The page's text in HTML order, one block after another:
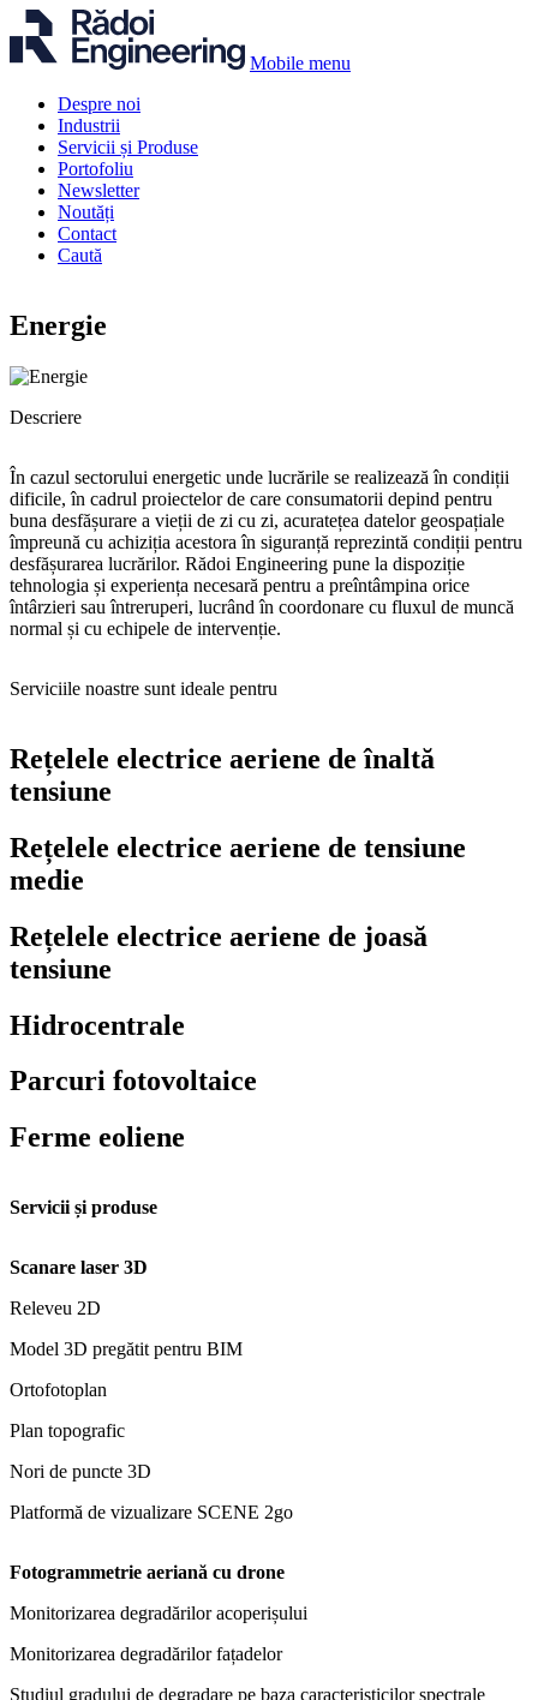
Skip
to
content
Mobile menu
Despre noi
Industrii
Servicii și Produse
Portofoliu
Newsletter
Noutăți
Contact
Caută
Energie
Descriere
În cazul sectorului energetic unde lucrările se realizează în condiții
dificile, în cadrul proiectelor de care consumatorii depind pentru
buna desfășurare a vieții de zi cu zi, acuratețea datelor geospațiale
împreună cu achiziția acestora în siguranță reprezintă condiții pentru
desfășurarea lucrărilor. Rădoi Engineering pune la dispoziție
tehnologia și experiența necesară pentru a preîntâmpina orice
întârzieri sau întreruperi, lucrând în coordonare cu fluxul de muncă
normal și cu echipele de intervenție.
Serviciile noastre sunt ideale pentru
Rețelele electrice aeriene de înaltă
tensiune
Rețelele electrice aeriene de tensiune
medie
Rețelele electrice aeriene de joasă
tensiune
Hidrocentrale
Parcuri fotovoltaice
Ferme eoliene
Servicii și produse
Scanare laser 3D
Releveu 2D
Model 3D pregătit pentru BIM
Ortofotoplan
Plan topografic
Nori de puncte 3D
Platformă de vizualizare SCENE 2go
Fotogrammetrie aeriană cu drone
Monitorizarea degradărilor acoperișului
Monitorizarea degradărilor fațadelor
Studiul gradului de degradare pe baza caracteristicilor spectrale